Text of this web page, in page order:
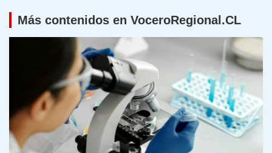
Más contenidos en VoceroRegional.CL